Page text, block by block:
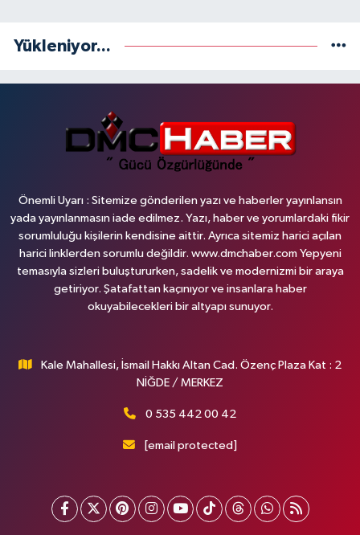
Yükleniyor...
Önemli Uyarı : Sitemize gönderilen yazı ve haberler yayınlansın
yada yayınlanmasın iade edilmez. Yazı, haber ve yorumlardaki fikir
sorumluluğu kişilerin kendisine aittir. Ayrıca sitemiz harici açılan
harici linklerden sorumlu değildir. www.dmchaber.com Yepyeni
temasıyla sizleri buluştururken, sadelik ve modernizmi bir araya
getiriyor. Şatafattan kaçınıyor ve insanlara haber
okuyabilecekleri bir altyapı sunuyor.
Kale Mahallesi, İsmail Hakkı Altan Cad. Özenç Plaza Kat : 2
NİĞDE / MERKEZ
0 535 442 00 42
[email protected]